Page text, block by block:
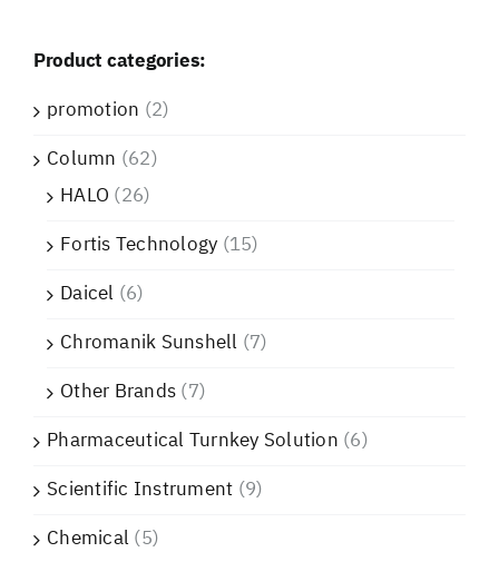
Product categories:
promotion (2)
Column (62)
HALO (26)
Fortis Technology (15)
Daicel (6)
Chromanik Sunshell (7)
Other Brands(7)
Pharmaceutical Turnkey Solution (6)
Scientific Instrument (9)
Chemical (5)